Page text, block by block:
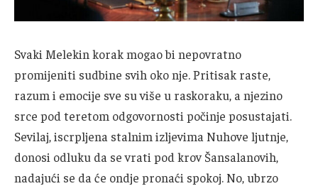
Svaki Melekin korak mogao bi nepovratno
promijeniti sudbine svih oko nje. Pritisak raste,
razum i emocije sve su više u raskoraku, a njezino
srce pod teretom odgovornosti počinje posustajati.
Sevilaj, iscrpljena stalnim izljevima Nuhove ljutnje,
donosi odluku da se vrati pod krov Šansalanovih,
nadajući se da će ondje pronaći spokoj. No, ubrzo